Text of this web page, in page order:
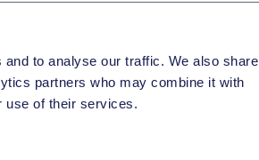
to analyse our traffic. We also share
partners who may combine it with
use of their services.
- ein Mechanismus, der bei
Entwicklungen im